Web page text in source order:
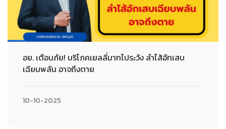
อย. เตือนภัย! บริโภคเยลลี่มากไประวัง ลำไส้อักเสบ
เฉียบพลัน อาจถึงตาย
10-10-2025